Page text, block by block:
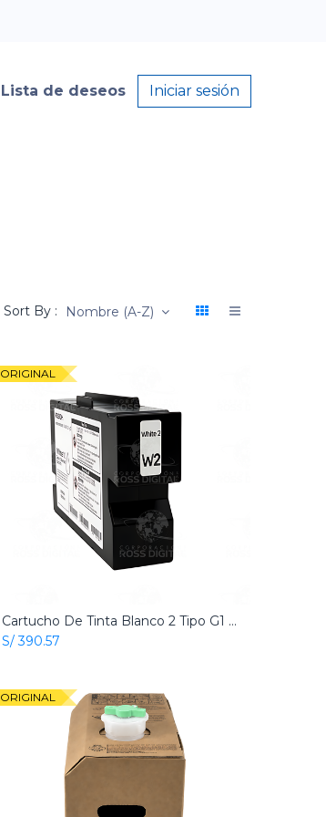
Lista de deseos Iniciar sesión
Sort By : Nombre (A-Z)
ORIGINAL
Add to Cart
Cartucho De Tinta Blanco 2 Tipo G1 Origial Para RICOH RI 1000 - RI 2000 Textil
S/390.57
ORIGINAL